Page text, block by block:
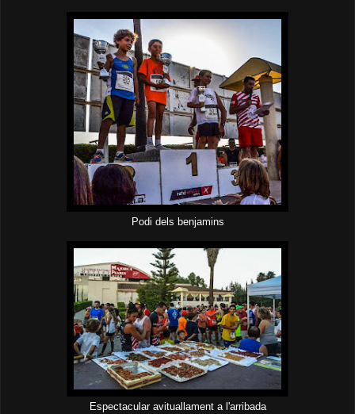
Podi dels benjamins
Espectacular avituallament a l'arribada